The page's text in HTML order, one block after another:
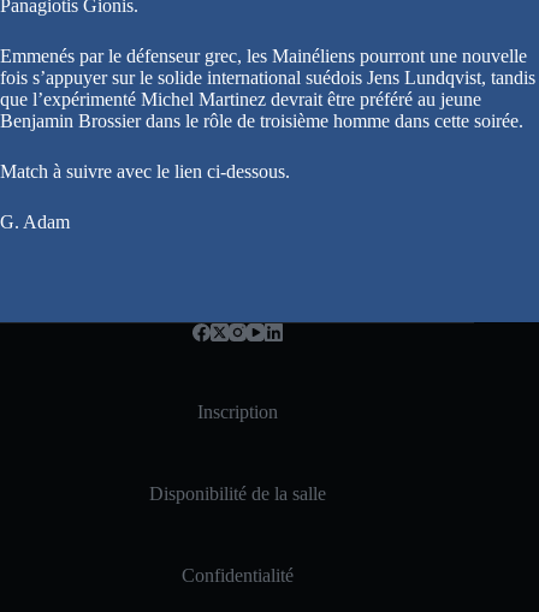
Panagiotis Gionis.
Emmenés par le défenseur grec, les Mainéliens pourront une nouvelle
fois s’appuyer sur le solide international suédois Jens Lundqvist, tandis
que l’expérimenté Michel Martinez devrait être préféré au jeune
Benjamin Brossier dans le rôle de troisième homme dans cette soirée.
Match à suivre avec le lien ci-dessous.
G. Adam
Inscription
Disponibilité de la salle
Confidentialité